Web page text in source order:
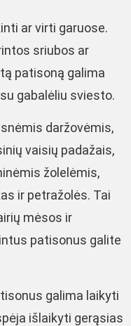
ar virti garuose.
sriubos ar
patisoną galima
gabalėliu sviesto.
daržovėmis,
vaisių padažais,
žolelėmis,
ir petražolės. Tai
mėsos ir
patisonus galite
galima laikyti
išlaikyti gerąsias